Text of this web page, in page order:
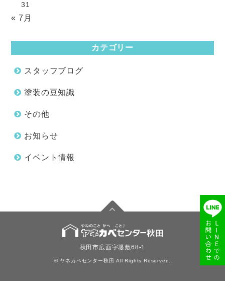
31
« 7月
カテゴリー
スタッフブログ
塗装の豆知識
その他
お知らせ
イベント情報
秋田市広面字堤敷68-1
© ヤネカベセンター秋田 All Rights Reserved.